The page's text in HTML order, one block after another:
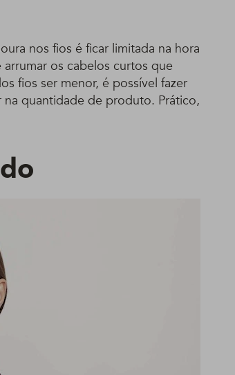
nos fios é ficar limitada na hora
os cabelos curtos que
fios ser menor, é possível fazer
quantidade de produto. Prático,